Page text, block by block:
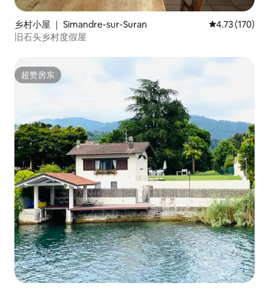
乡村小屋 ｜ Simandre-sur-Suran 平均评分 4.73
4.73 (170)
旧石头乡村度假屋
超赞房东
超赞房东